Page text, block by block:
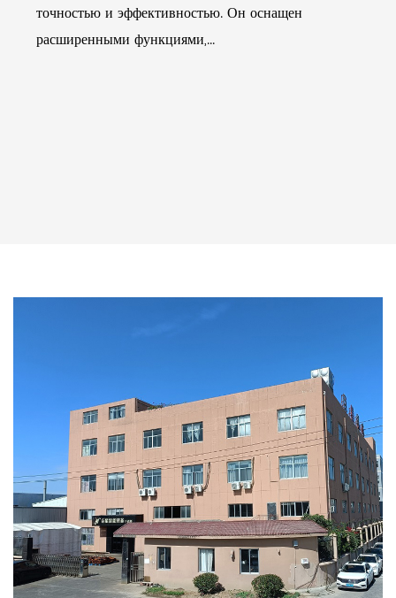
точностью и эффективностью. Он оснащен
расширенными функциями,...